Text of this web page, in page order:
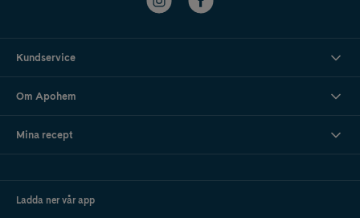
Kundservice
Om Apohem
Mina recept
Ladda ner vår app